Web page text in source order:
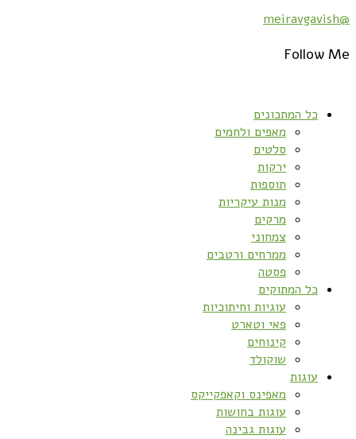
@meiravgavish
Follow Me
כל המתכונים
מאפים ולחמים
סלטים
ירקות
תוספות
מנות עיקריות
מרקים
צמחוני
ממרחים ורטבים
פסטה
כל המתוקים
עוגיות וחיתוכיות
פאי וטארט
קינוחים
שוקולד
עוגות
מאפינס וקאפקייקס
עוגות בחושות
עוגות גבינה